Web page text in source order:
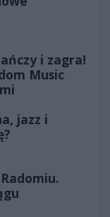
i zagra!
Music
jazz i